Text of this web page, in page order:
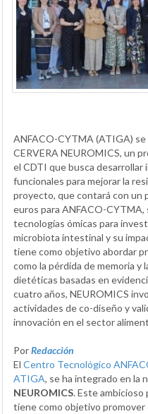
ANFACO-CYTMA (ATIGA) se
CERVERA NEUROMICS, un
el CDTI que busca
funcionales para mejorar la
proyecto, que contará con un
euros para ANFACO-CYTMA,
tecnologías ómicas para
microbiota intestinal y su
tiene como objetivo abordar
como la pérdida de memoria y
dietéticas basadas en
cuatro años, NEUROMICS
actividades de co-diseño y
innovación en el sector
PorRedacción
El Centro Tecnológico
ATIGA, se ha integrado en la
NEUROMICS. Este
tiene como objetivo promover